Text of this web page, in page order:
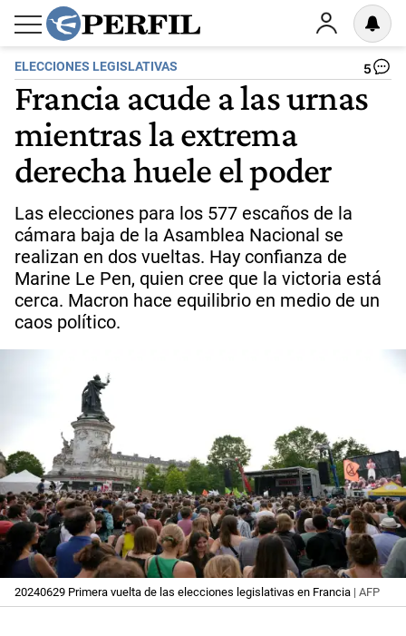
ELECCIONES LEGISLATIVAS 5
Francia acude a las urnas
mientras la extrema
derecha huele el poder
Las elecciones para los 577 escaños de la
cámara baja de la Asamblea Nacional se
realizan en dos vueltas. Hay confianza de
Marine Le Pen, quien cree que la victoria está
cerca. Macron hace equilibrio en medio de un
caos político.
20240629 Primera vuelta de las elecciones legislativas en Francia | AFP